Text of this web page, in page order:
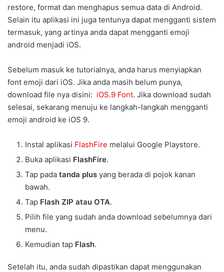
restore, format dan menghapus semua data di Android.
Selain itu aplikasi ini juga tentunya dapat mengganti sistem
termasuk, yang artinya anda dapat mengganti emoji
android menjadi iOS.
Sebelum masuk ke tutorialnya, anda harus menyiapkan
font emoji dari iOS. Jika anda masih belum punya,
download file nya disini: iOS.9 Font. Jika download sudah
selesai, sekarang menuju ke langkah-langkah mengganti
emoji android ke iOS 9.
Instal aplikasi FlashFire melalui Google Playstore.
Buka aplikasi FlashFire.
Tap pada tanda plus yang berada di pojok kanan
bawah.
Tap Flash ZIP atau OTA.
Pilih file yang sudah anda download sebelumnya dari
menu.
Kemudian tap Flash.
Setelah itu, anda sudah dipastikan dapat menggunakan